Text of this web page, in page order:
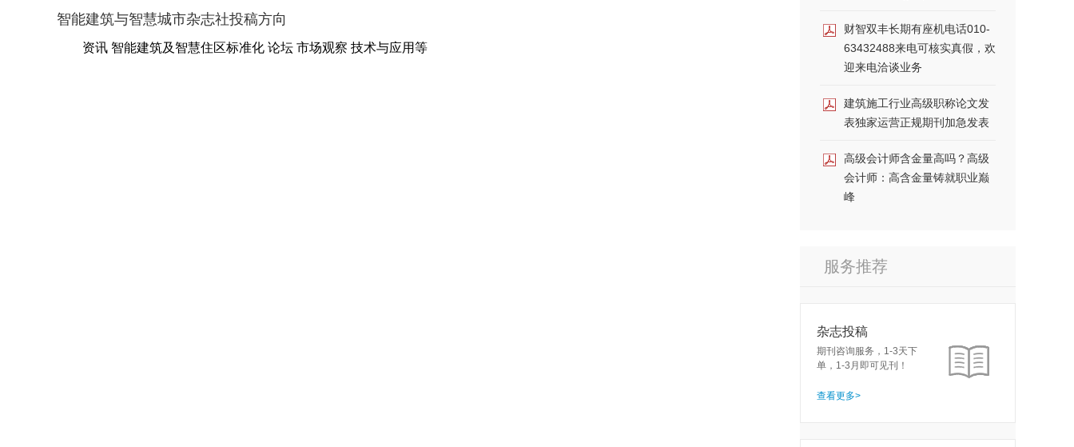
智能建筑与智慧城市杂志社投稿方向
资讯 智能建筑及智慧住区标准化 论坛 市场观察 技术与应用等
财智双丰长期有座机电话010-
63432488来电可核实真假，欢
迎来电洽谈业务
建筑施工行业高级职称论文发
表独家运营正规期刊加急发表
高级会计师含金量高吗？高级
会计师：高含金量铸就职业巅
峰
服务推荐
杂志投稿
期刊咨询服务，1-3天下
单，1-3月即可见刊！
查看更多>